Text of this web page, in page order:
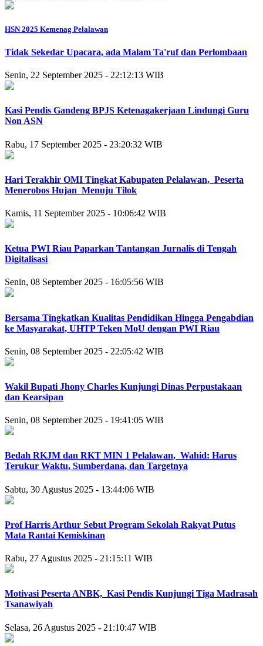
HSN 2025 Kemenag Pelalawan
Tidak Sekedar Upacara, ada Malam Ta'ruf dan Perlombaan
Senin, 22 September 2025 - 22:12:13 WIB
Kasi Pendis Gandeng BPJS Ketenagakerjaan Lindungi Guru
Non ASN
Rabu, 17 September 2025 - 23:20:32 WIB
Hari Terakhir OMI Tingkat Kabupaten Pelalawan, Peserta
Menerobos Hujan Menuju Tilok
Kamis, 11 September 2025 - 10:06:42 WIB
Ketua PWI Riau Paparkan Tantangan Jurnalis di Tengah
Digitalisasi
Senin, 08 September 2025 - 16:05:56 WIB
Bersama Tingkatkan Kualitas Pendidikan Hingga Pengabdian
ke Masyarakat, UHTP Teken MoU dengan PWI Riau
Senin, 08 September 2025 - 22:05:42 WIB
Wakil Bupati Jhony Charles Kunjungi Dinas Perpustakaan
dan Kearsipan
Senin, 08 September 2025 - 19:41:05 WIB
Bedah RKJM dan RKT MIN 1 Pelalawan, Wahid: Harus
Terukur Waktu, Sumberdana, dan Targetnya
Sabtu, 30 Agustus 2025 - 13:44:06 WIB
Prof Harris Arthur Sebut Program Sekolah Rakyat Putus
Mata Rantai Kemiskinan
Rabu, 27 Agustus 2025 - 21:15:11 WIB
Motivasi Peserta ANBK, Kasi Pendis Kunjungi Tiga Madrasah
Tsanawiyah
Selasa, 26 Agustus 2025 - 21:10:47 WIB